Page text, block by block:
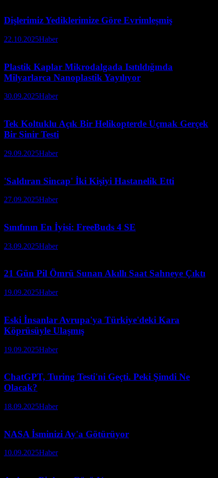
Dişlerimiz Yediklerimize Göre Evrimleşmiş
22.10.2025Haber
Plastik Kaplar Mikrodalgada Isıtıldığında
Milyarlarca Nanoplastik Yayılıyor
30.09.2025Haber
Tek Koltuklu Açık Bir Helikopterde Uçmak Gerçek
Bir Sinir Testi
29.09.2025Haber
'Saldıran Sincap' İki Kişiyi Hastanelik Etti
27.09.2025Haber
Sınıfının En İyisi: FreeBuds 4 SE
23.09.2025Haber
21 Gün Pil Ömrü Sunan Akıllı Saat Sahneye Çıktı
19.09.2025Haber
Eski İnsanlar Avrupa'ya Türkiye'deki Kara
Köprüsüyle Ulaşmış
19.09.2025Haber
ChatGPT, Turing Testi'ni Geçti. Peki Şimdi Ne
Olacak?
18.09.2025Haber
NASA İsminizi Ay'a Götürüyor
10.09.2025Haber